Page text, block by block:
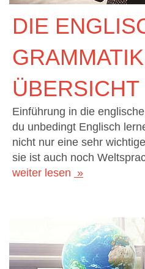
DIE
ÜBERSICHT
Einführung in die
du unbedingt Englisch
nicht nur eine sehr
sie ist auch noch
weiter lesen